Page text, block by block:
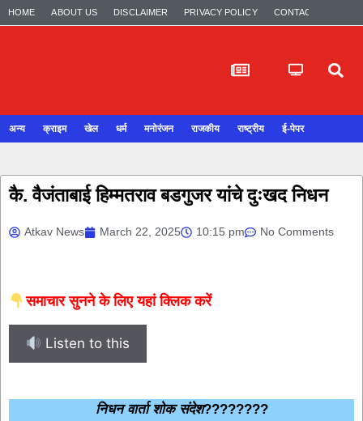
HOME ABOUT US DISCLAIMER PRIVACY POLICY CONTACT US
अन्य क्राइम खेल धर्म मनोरंजन राजकीय राष्ट्रीय ई-पेपर
कै. वैजंताबाई हिम्मतराव बडगुजर यांचे दुःखद निधन
Atkav News March 22, 2025 10:15 pm No Comments
समाचार सुनने के लिए यहां क्लिक करें
Listen to this
निधन वार्ता शोक संदेश????????